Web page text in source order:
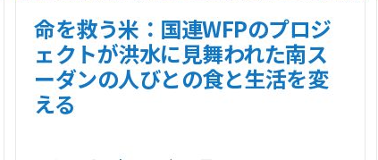
命を救う米：国連WFPのプロジ
ェクトが洪水に見舞われた南ス
ーダンの人びとの食と生活を変
える